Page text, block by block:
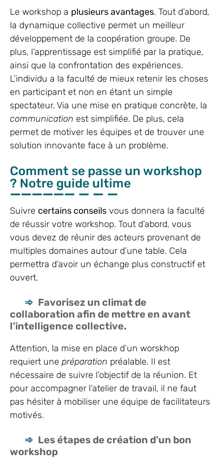
Le workshop a plusieurs avantages. Tout d’abord,
la dynamique collective permet un meilleur
développement de la coopération groupe. De
plus, l’apprentissage est simplifié par la pratique,
ainsi que la confrontation des expériences.
L’individu a la faculté de mieux retenir les choses
en participant et non en étant un simple
spectateur. Via une mise en pratique concrète, la
communication est simplifiée. De plus, cela
permet de motiver les équipes et de trouver une
solution innovante face à un problème.
Comment se passe un workshop
? Notre guide ultime
Suivre certains conseils vous donnera la faculté
de réussir votre workshop. Tout d’abord, vous
vous devez de réunir des acteurs provenant de
multiples domaines autour d’une table. Cela
permettra d’avoir un échange plus constructif et
ouvert.
Favorisez un climat de
collaboration afin de mettre en avant
l’intelligence collective.
Attention, la mise en place d’un worskhop
requiert une préparation préalable. Il est
nécessaire de suivre l’objectif de la réunion. Et
pour accompagner l’atelier de travail, il ne faut
pas hésiter à mobiliser une équipe de facilitateurs
motivés.
Les étapes de création d’un bon
workshop